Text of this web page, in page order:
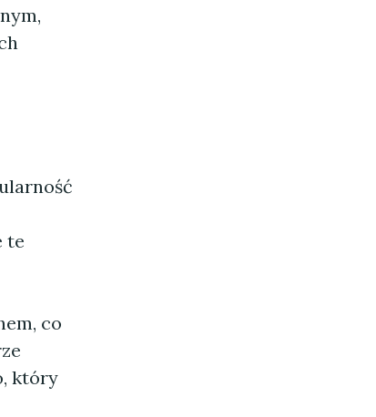
te
co
który